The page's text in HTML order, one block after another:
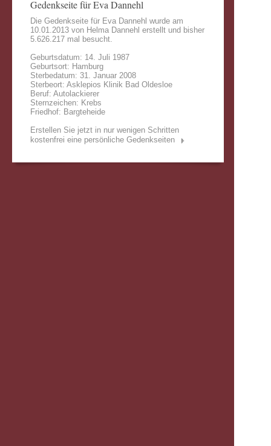
Gedenkseite für Eva Dannehl
Die Gedenkseite für Eva Dannehl wurde am
10.01.2013 von Helma Dannehl erstellt und bisher
5.626.217 mal besucht.
Geburtsdatum: 14. Juli 1987
Geburtsort: Hamburg
Sterbedatum: 31. Januar 2008
Sterbeort: Asklepios Klinik Bad Oldesloe
Beruf: Autolackierer
Sternzeichen: Krebs
Friedhof: Bargteheide
Erstellen Sie jetzt in nur wenigen Schritten
kostenfrei eine persönliche Gedenkseiten